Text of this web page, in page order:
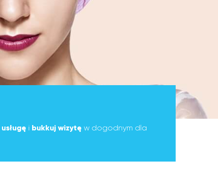
usługę i bukkuj wizytę w dogodnym dla